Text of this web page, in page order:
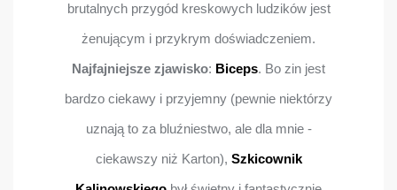
brutalnych przygód kreskowych ludzików jest
żenującym i przykrym doświadczeniem.
Najfajniejsze zjawisko: Biceps. Bo zin jest
bardzo ciekawy i przyjemny (pewnie niektórzy
uznają to za bluźniestwo, ale dla mnie -
ciekawszy niż Karton), Szkicownik